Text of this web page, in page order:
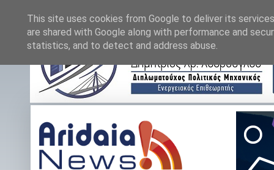
This site uses cookies from Google to deliver its
are shared with Google along with performance and
statistics, and to detect and address abuse.